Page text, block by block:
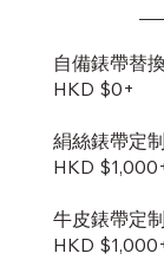
自備錶帶替
HKD $0+
絹絲錶帶定制
HKD
牛皮錶帶定制
HKD